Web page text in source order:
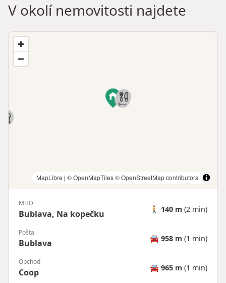
V okolí nemovitosti najdete
MapLibre | © OpenMapTiles© OpenStreetMap contributors
MHD
Bublava, Na kopečku 🚶 140 m (2 min)
Pošta
Bublava 🚘 958 m (1 min)
Obchod
Coop 🚘 965 m (1 min)